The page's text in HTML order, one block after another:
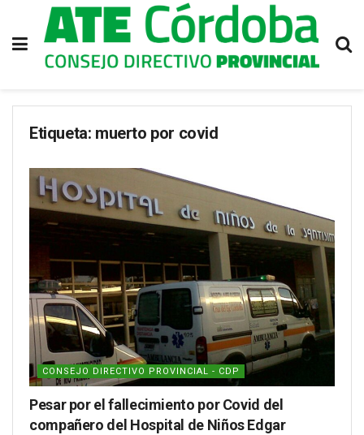
Etiqueta: muerto por covid
CONSEJO DIRECTIVO PROVINCIAL - CDP
Pesar por el fallecimiento por Covid del
compañero del Hospital de Niños Edgar